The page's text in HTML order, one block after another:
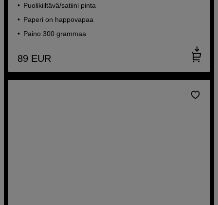
Puolikiiltävä/satiini pinta
Paperi on happovapaa
Paino 300 grammaa
89 EUR